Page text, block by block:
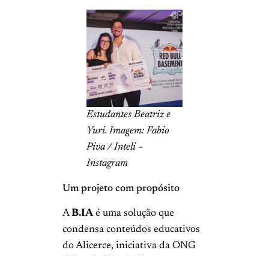
Estudantes Beatriz e
Yuri. Imagem: Fabio
Piva / Inteli –
Instagram
Um projeto com propósito
AB.IAé uma solução que
condensa conteúdos educativos
do Alicerce, iniciativa da ONG